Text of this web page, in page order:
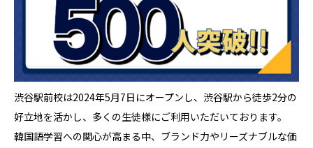
渋谷駅前校は2024年5月7日にオープンし、渋谷駅から徒歩2分の
好立地を活かし、多くの生徒様にご利用いただいております。
韓国語学習への関心が高まる中、ブランド力やリーズナブルな価